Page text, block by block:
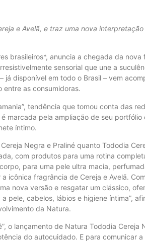
e Avelã, e traz uma nova
brasileiros*, anuncia a chegada da nova
sensorial que une a
disponível em todo o Brasil – vem
entre as consumidoras.
tendência que tomou conta das
marcada pela ampliação de seu portfólio
íntimo.
Negra e Praliné quanto Tododia
com produtos para uma rotina
para uma pele ultra macia,
icônica fragrância de Cereja e Avelã.
nova versão e resgatar um clássico,
cabelos, lábios e higiene íntima”,
da Natura.
o lançamento de Natura Tododia Cereja
do autocuidado. E para comunicar